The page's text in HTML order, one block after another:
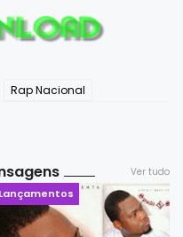
Rap Nacional
Ver tudo
Lançamentos